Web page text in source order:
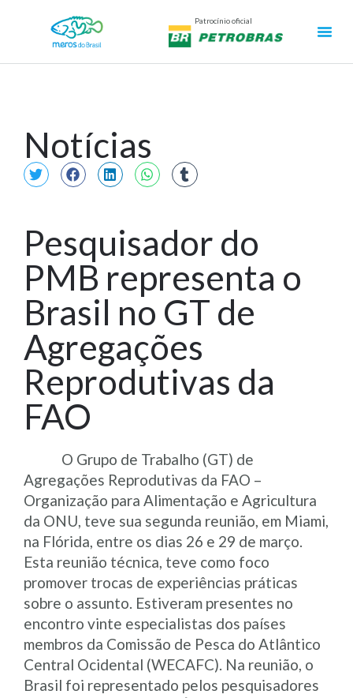
Patrocínio oficial
Notícias
Pesquisador do
PMB representa o
Brasil no GT de
Agregações
Reprodutivas da
FAO
O Grupo de Trabalho (GT) de
Agregações Reprodutivas da FAO –
Organização para Alimentação e Agricultura
da ONU, teve sua segunda reunião, em Miami,
na Flórida, entre os dias 26 e 29 de março.
Esta reunião técnica, teve como foco
promover trocas de experiências práticas
sobre o assunto. Estiveram presentes no
encontro vinte especialistas dos países
membros da Comissão de Pesca do Atlântico
Central Ocidental (WECAFC). Na reunião, o
Brasil foi representado pelos pesquisadores